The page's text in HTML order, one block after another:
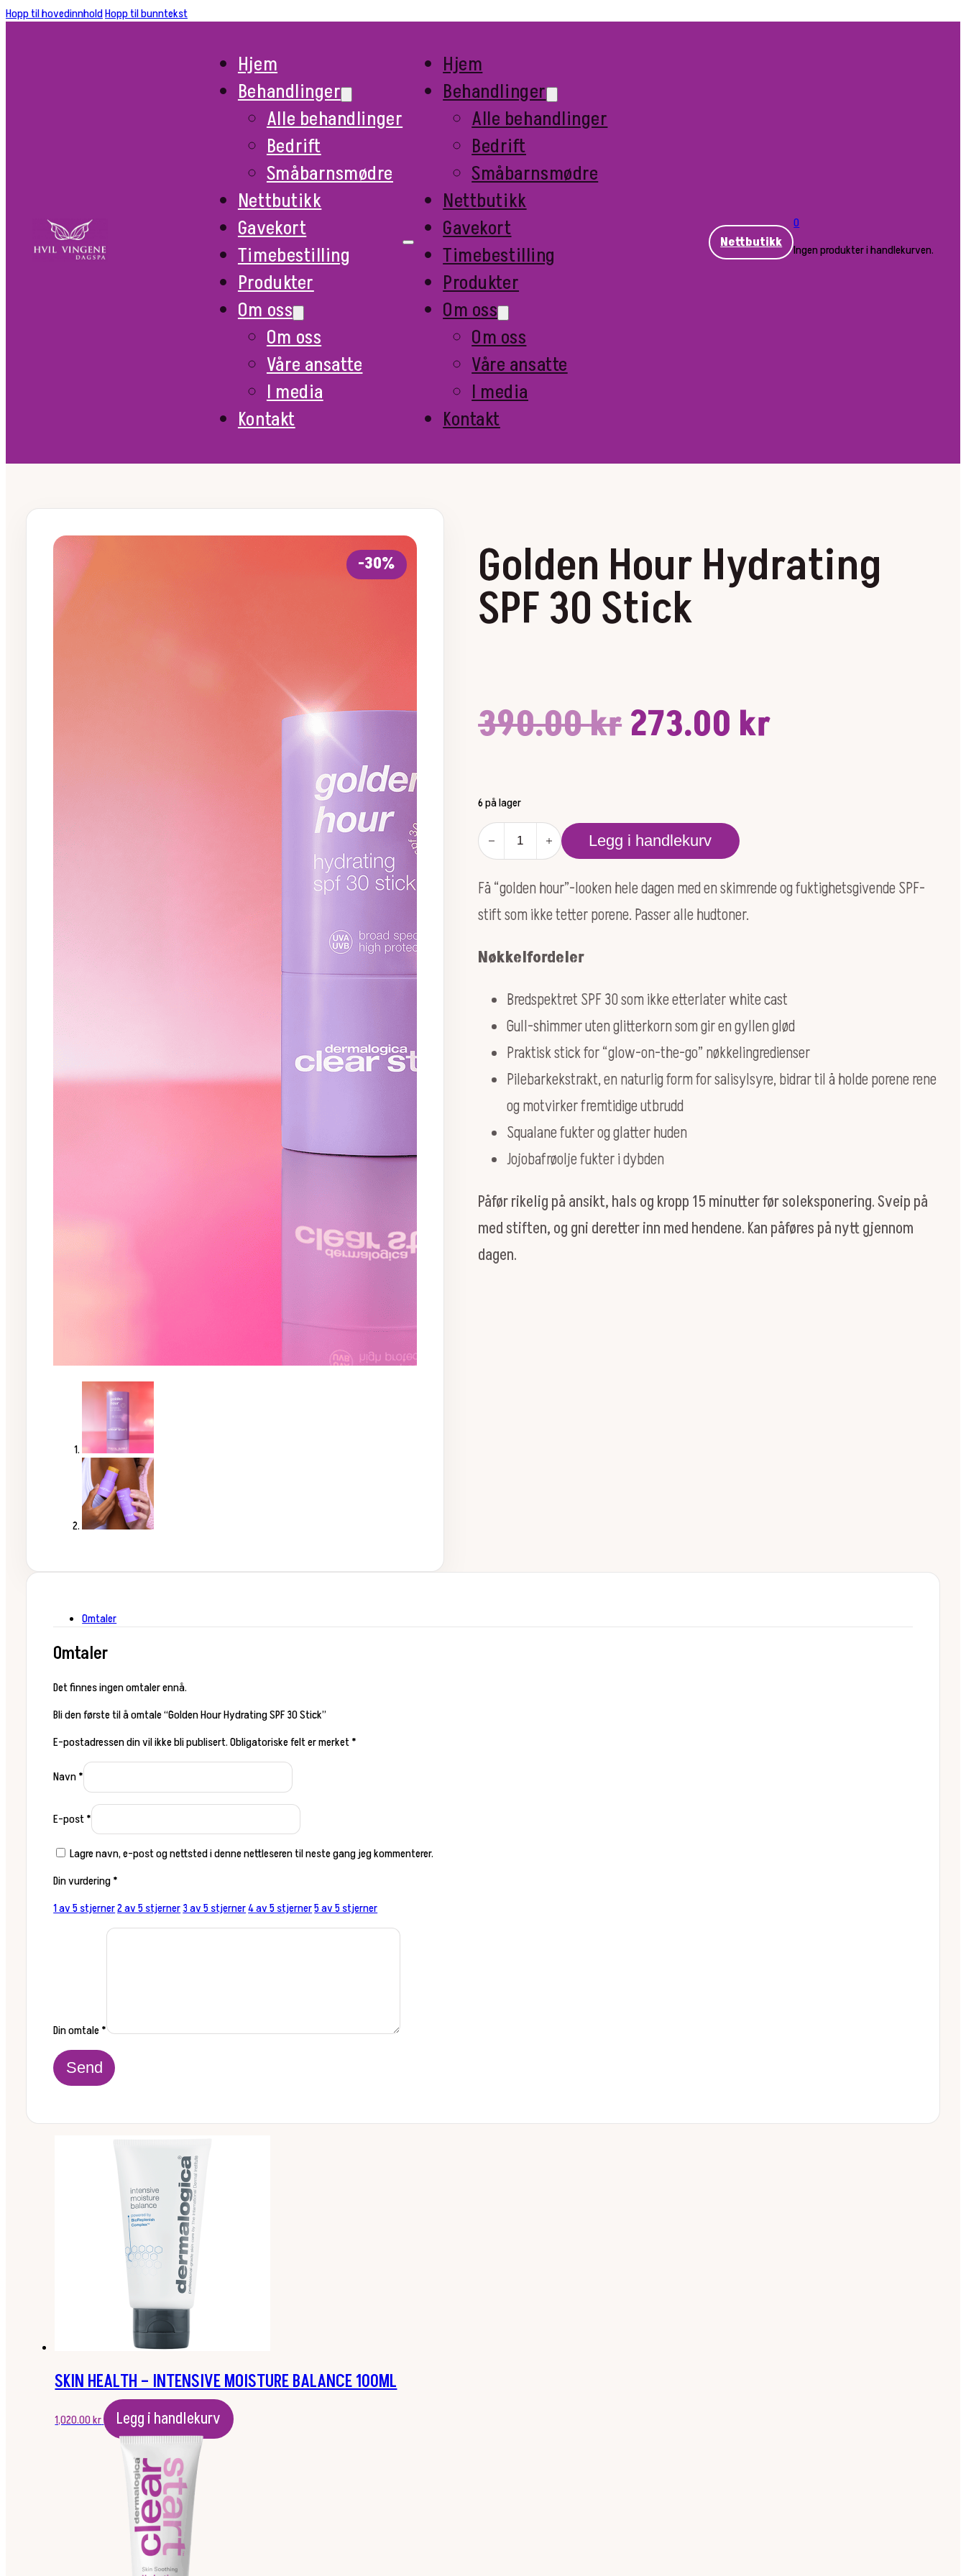
Hopp til hovedinnholdHopp til bunntekst
Hjem
Behandlinger
Alle behandlinger
Bedrift
Småbarnsmødre
Nettbutikk
Gavekort
Timebestilling
Produkter
Om oss
Om oss
Våre ansatte
I media
Kontakt
Hjem
Behandlinger
Alle behandlinger
Bedrift
Småbarnsmødre
Nettbutikk
Gavekort
Timebestilling
Produkter
Om oss
Om oss
Våre ansatte
I media
Kontakt
Nettbutikk
0
Ingen produkter i handlekurven.
-30% Golden Hour Hydrating
SPF 30 Stick
390.00krOpprinnelig
var:
390.00 kr.
273.00 krNåværende
6 på lager
Golden
Hour
Hydrating
30
Stick
antall
Legg i handlekurv
Få “golden hour”-looken hele dagen med en skimrende og fuktighetsgivende SPF-
stift som ikke tetter porene. Passer alle hudtoner.
Nøkkelfordeler
Bredspektret SPF 30 som ikke etterlater white cast
Gull-shimmer uten glitterkorn som gir en gyllen glød
Praktisk stick for “glow-on-the-go” nøkkelingredienser
Pilebarkekstrakt, en naturlig form for salisylsyre, bidrar til å holde porene rene
og motvirker fremtidige utbrudd
Squalane fukter og glatter huden
Jojobafrøolje fukter i dybden
Påfør rikelig på ansikt, hals og kropp 15 minutter før soleksponering. Sveip på
med stiften, og gni deretter inn med hendene. Kan påføres på nytt gjennom
dagen.
Omtaler
Omtaler
Det finnes ingen omtaler ennå.
Bli den første til å omtale “Golden Hour Hydrating SPF 30 Stick”
E-postadressen din vil ikke bli publisert.Obligatoriske felt er merket*
Navn*
E-post*
Lagre navn, e-post og nettsted i denne nettleseren til neste gang jeg kommenterer.
Din vurdering*
1 av 5 stjerner2 av 5 stjerner3 av 5 stjerner4 av 5 stjerner5 av 5 stjerner
Din omtale*
SKIN HEALTH – INTENSIVE MOISTURE BALANCE 100ML
1,020.00kr Legg i handlekurv